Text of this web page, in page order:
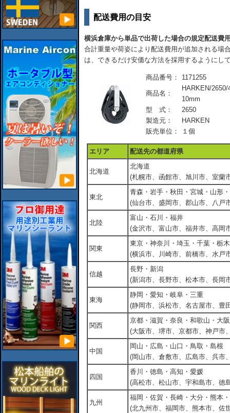
配送費用の目安
横浜倉庫から単品で出荷した場合の規定配送費
合計重量や荷姿により配送費用が追加される場
は、できるだけ安価な方法を採用するようにし
商品番号： 1171255
商品名：
HARKEN/
10mm
型 式：
2650
製造元：
HARKEN
販売単位：
１個
エリア 配送先の都道府県
北海道
北海道
(札幌市、函館市、旭川市、室蘭
東北
青森・岩手・秋田・宮城・山形
(仙台市、盛岡市、郡山市、八戸
北陸
富山・石川・福井
(金沢市、富山市、福井市、高岡
関東
東京・神奈川・埼玉・千葉・栃
(横浜市、川崎市、前橋市、水戸
信越
長野・新潟
(新潟市、長野市、松本市、長岡
東海
静岡・愛知・岐阜・三重
(静岡市、浜松市、名古屋市、豊
関西
京都・滋賀・奈良・和歌山・大
(大阪市、堺市、京都市、神戸市
中国
岡山・広島・山口・鳥取・島根
(岡山市、倉敷市、広島市、呉市
四国
香川・徳島・高知・愛媛
(高松市、松山市、宇和島市、徳
九州
福岡・佐賀・長崎・大分・熊本
(北九州市、福岡市、熊本市、佐